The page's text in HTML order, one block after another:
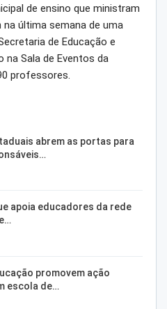
de ensino que ministram
última semana de uma
de Educação e
na Sala de Eventos da
professores.
abrem as portas para
apoia educadores da rede
promovem ação
escola de…